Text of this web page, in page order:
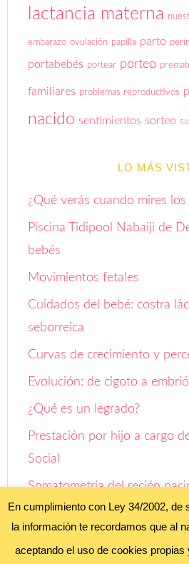
lactancia materna
embarazo ovulación papilla parto
portabebés portear porteo
familiares problemas reproductivos
nacido sentimientos sorteo
LO MÁS
¿Qué verás cuando mires
Piscina Tidipool Nabaiji de
bebés
Movimientos fetales
Cuidados del bebé: costra
seborreica
Curvas de crecimiento y
Evolución: de cigoto a
¿Qué es un legrado?
Prestación por hijo a cargo
Social
Somatometría del recién
Aprendiendo a ser papás:
En cumplimiento con Ley 34/2002, de
la información te recordamos que al
aceptando el uso de cookies propias